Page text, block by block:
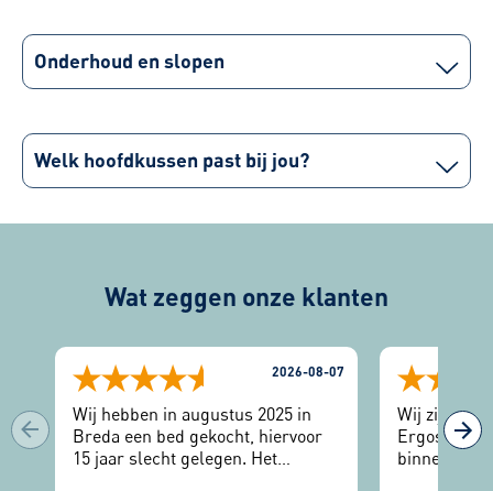
Onderhoud en slopen
Welk hoofdkussen past bij jou?
Wat zeggen onze klanten
2026-08-07
Wij hebben in augustus 2025 in
Breda een bed gekocht, hiervoor
15 jaar slecht gelegen. Het
Wij zijn erg
Ergosleep.